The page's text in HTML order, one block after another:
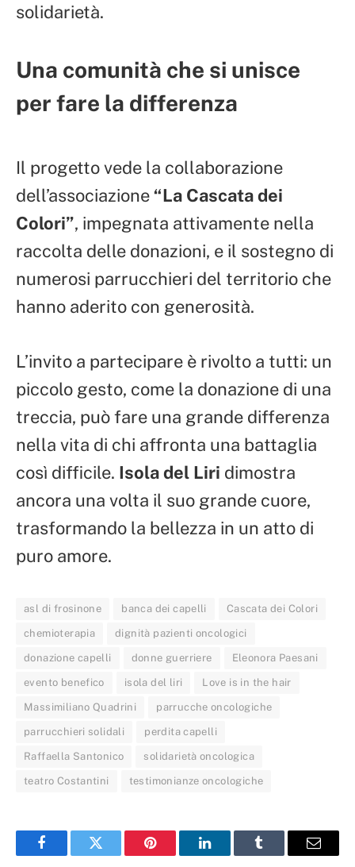
solidarietà.
Una comunità che si unisce
per fare la differenza
Il progetto vede la collaborazione
dell’associazione“La Cascata dei
Colori”, impegnata attivamente nella
raccolta delle donazioni, e il sostegno di
numerosi parrucchieri del territorio che
hanno aderito con generosità.
L’invito a partecipare è rivolto a tutti: un
piccolo gesto, come la donazione di una
treccia, può fare una grande differenza
nella vita di chi affronta una battaglia
così difficile. Isola del Liri dimostra
ancora una volta il suo grande cuore,
trasformando la bellezza in un atto di
puro amore.
asl di frosinone banca dei capelli Cascata dei Colori
chemioterapia dignità pazienti oncologici
donazione capelli donne guerriere Eleonora Paesani
evento benefico isola del liri Love is in the hair
Massimiliano Quadrini parrucche oncologiche
parrucchieri solidali perdita capelli
Raffaella Santonico solidarietà oncologica
teatro Costantini testimonianze oncologiche
FacebookTwitter Pinterest LinkedInTumblr Email